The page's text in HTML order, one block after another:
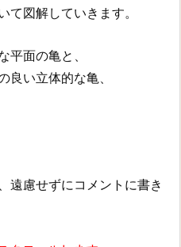
て図解していきます。
平面の亀と、
良い立体的な亀、
遠慮せずにコメントに書き